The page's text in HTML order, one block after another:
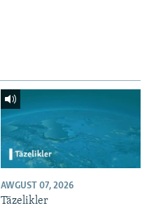
AWGUST 07, 2026
Täzelikler